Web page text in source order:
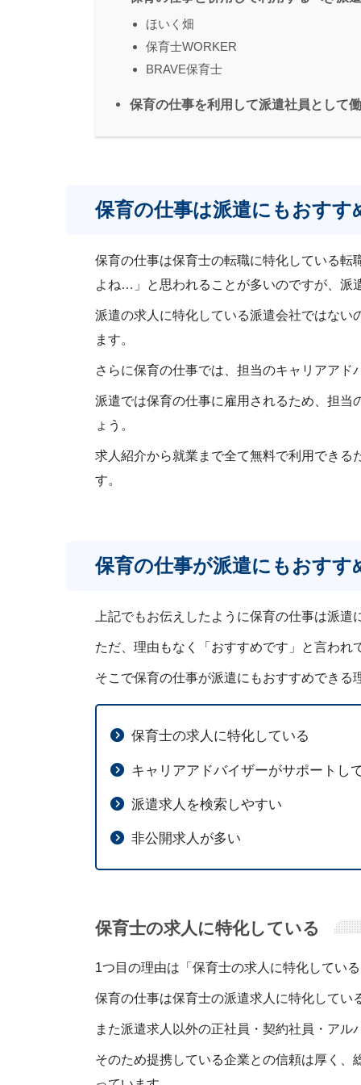
ほいく畑
保育士WORKER
BRAVE保育士
保育の仕事を利用して派遣社員として
保育の仕事は派遣にもおす
保育の仕事は保育士の転職に特化している
よね…」と思われることが多いのですが、派
派遣の求人に特化している派遣会社ではな
ます。
さらに保育の仕事では、担当のキャリアアド
派遣では保育の仕事に雇用されるため、担
ょう。
求人紹介から就業まで全て無料で利用でき
す。
保育の仕事が派遣にもおすす
上記でもお伝えしたように保育の仕事は派
ただ、理由もなく「おすすめです」と言われ
そこで保育の仕事が派遣にもおすすめできる
保育士の求人に特化している
キャリアアドバイザーがサポートし
派遣求人を検索しやすい
非公開求人が多い
保育士の求人に特化している
1つ目の理由は「保育士の求人に特化してい
保育の仕事は保育士の派遣求人に特化してい
また派遣求人以外の正社員・契約社員・ア
そのため提携している企業との信頼は厚く